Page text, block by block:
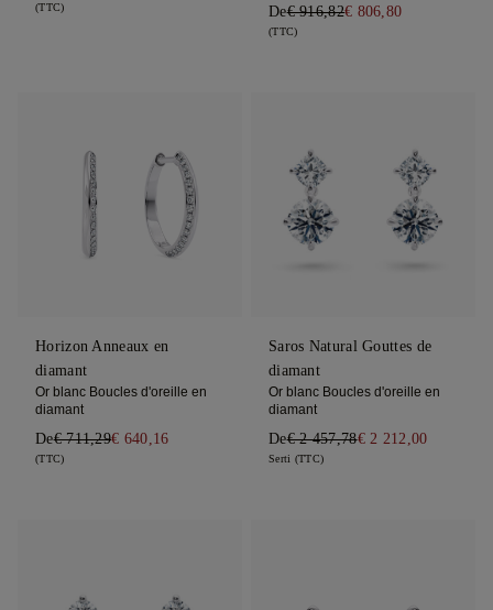
(TTC) De€ 916,82€ 806,80
(TTC)
Horizon Anneaux en
diamant
Or blanc Boucles d'oreille en
diamant
De€ 711,29€ 640,16
(TTC)
Saros Natural Gouttes de
diamant
Or blanc Boucles d'oreille en
diamant
De€ 2 457,78€ 2 212,00
Serti (TTC)